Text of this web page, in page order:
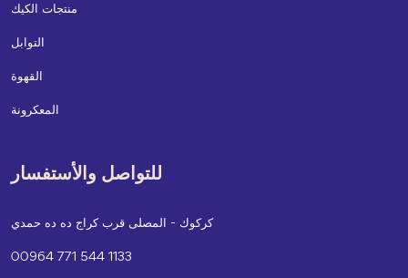
منتجات الكيك
التوابل
القهوة
المعكرونة
للتواصل والأستفسار
كركوك - المصلى قرب كراج ده ده حمدي
00964 771 544 1133